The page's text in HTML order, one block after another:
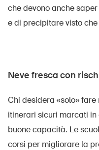
che devono anche
e di precipitare visto
Neve fresca con
Chi desidera «solo»
itinerari sicuri marcati
buone capacità. Le
corsi per migliorare la